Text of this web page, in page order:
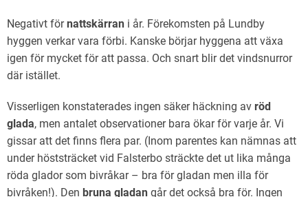
Negativt förnattskärran i år. Förekomsten på Lundby
hyggen verkar vara förbi. Kanske börjar hyggena att växa
igen för mycket för att passa. Och snart blir det vindsnurror
där istället.
Visserligen konstaterades ingen säker häckning av röd
glada, men antalet observationer bara ökar för varje år. Vi
gissar att det finns flera par. (Inom parentes kan nämnas att
under höststräcket vid Falsterbo sträckte det ut lika många
röda glador som bivråkar – bra för gladan men illa för
bivråken!). Den bruna gladan går det också bra för. Ingen